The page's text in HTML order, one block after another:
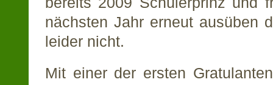
nächsten Jahr erneut ausüben
leider nicht.
Mit einer der ersten